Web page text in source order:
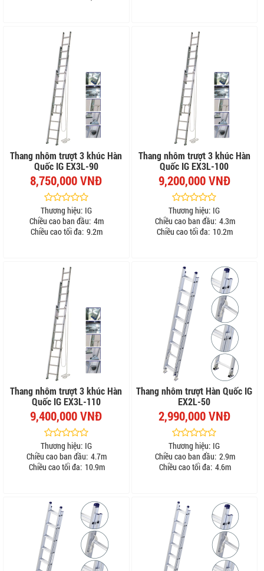
Thang nhôm trượt 3 khúc Hàn
Quốc IG EX3L-90
8,750,000 VNĐ
Thương hiệu: IG
Chiều cao ban đầu: 4m
Chiều cao tối đa: 9.2m
Thang nhôm trượt 3 khúc Hàn
Quốc IG EX3L-100
9,200,000 VNĐ
Thương hiệu: IG
Chiều cao ban đầu: 4.3m
Chiều cao tối đa: 10.2m
Thang nhôm trượt 3 khúc Hàn
Quốc IG EX3L-110
9,400,000 VNĐ
Thương hiệu: IG
Chiều cao ban đầu: 4.7m
Chiều cao tối đa: 10.9m
Thang nhôm trượt Hàn Quốc IG
EX2L-50
2,990,000 VNĐ
Thương hiệu: IG
Chiều cao ban đầu: 2.9m
Chiều cao tối đa: 4.6m